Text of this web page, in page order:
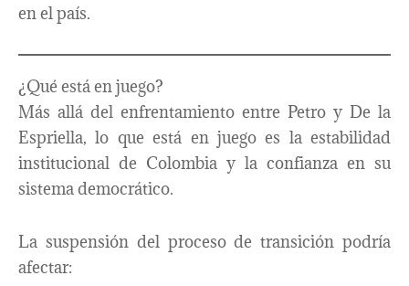
en el país.
¿Qué está en juego?
Más allá del enfrentamiento entre Petro y De la
Espriella, lo que está en juego es la estabilidad
institucional de Colombia y la confianza en su
sistema democrático.
La suspensión del proceso de transición podría
afectar: